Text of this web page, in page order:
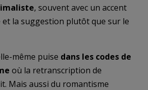
, souvent avec un accent
et la suggestion plutôt que sur le
même puise dans les codes de
où la retranscription de
Mais aussi du romantisme